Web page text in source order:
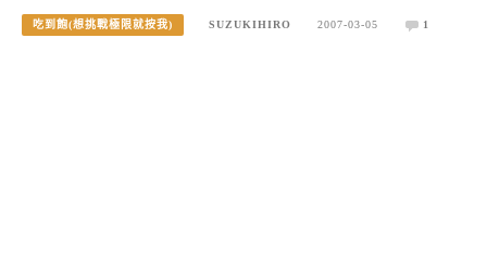
吃到飽(想挑戰極限就按我) SUZUKIHIRO 2007-03-05 1